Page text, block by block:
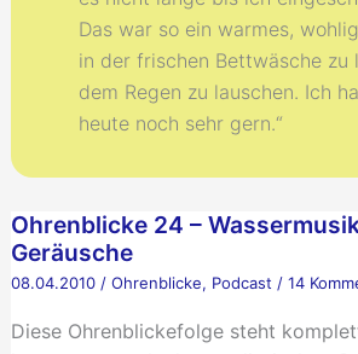
Das war so ein warmes,
in der frischen Bettwäsche zu
dem Regen zu lauschen. Ich
heute noch sehr gern.“
Ohrenblicke 24 –
Geräusche
08.04.2010/ Ohrenblicke, Podcast / 14
Diese Ohrenblickefolge steht